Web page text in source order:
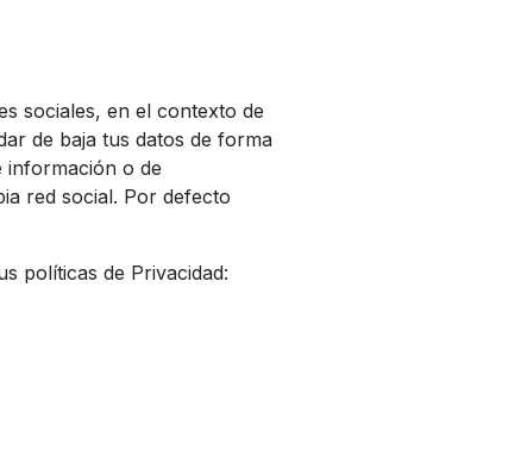
sociales, en el contexto de
de baja tus datos de forma
información o de
red social. Por defecto
políticas de Privacidad: